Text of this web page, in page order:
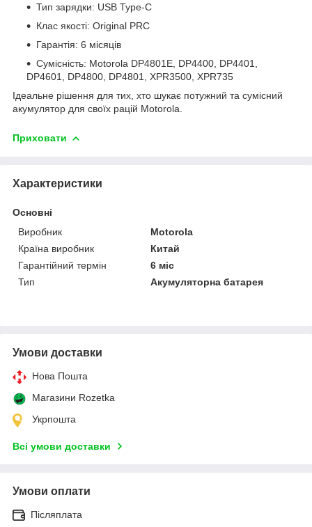
Тип зарядки: USB Type-C
Клас якості: Original PRC
Гарантія: 6 місяців
Сумісність: Motorola DP4801E, DP4400, DP4401,
DP4601, DP4800, DP4801, XPR3500, XPR735
Ідеальне рішення для тих, хто шукає потужний та сумісний
акумулятор для своїх рацій Motorola.
Приховати
Характеристики
Основні
Виробник
Motorola
Країна виробник
Китай
Гарантійний термін
6 міс
Тип
Акумуляторна батарея
Умови доставки
Нова Пошта
Магазини Rozetka
Укрпошта
Всі умови доставки
Умови оплати
Післяплата